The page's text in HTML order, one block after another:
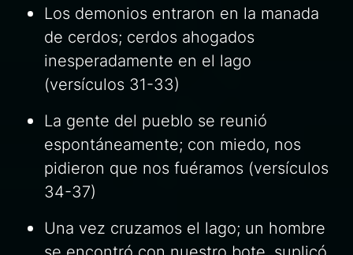
Los demonios entraron en la manada
de cerdos; cerdos ahogados
inesperadamente en el lago
(versículos 31-33)
La gente del pueblo se reunió
espontáneamente; con miedo, nos
pidieron que nos fuéramos (versículos
34-37)
Una vez cruzamos el lago; un hombre